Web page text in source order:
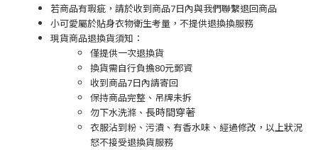
若商品有瑕疵，請於收到商品7日內與我們聯繫退回商品
小可愛屬於貼身衣物衛生考量，不提供退換換服務
現貨商品退換貨須知：
僅提供一次退換貨
換貨需自行負擔80元郵資
收到商品7日內請寄回
保持商品完整、吊牌未拆
勿下水洗滌、 長時間穿著
衣服沾到粉、污漬、有香水味、經過修改，以上狀況
怒不接受退換貨服務